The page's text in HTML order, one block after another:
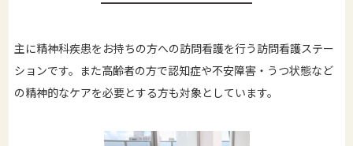
主に精神科疾患をお持ちの方への訪問看護を行う訪問看護ステー
ションです。また高齢者の方で認知症や不安障害・うつ状態など
の精神的なケアを必要とする方も対象としています。